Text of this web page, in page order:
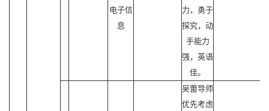
电子信
息
力，勇于
探究，动
手能力
强，英语
佳。
吴蕾导师
优先考虑